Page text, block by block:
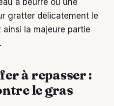
gratter délicatement le
ainsi la majeure partie
à repasser :
le gras